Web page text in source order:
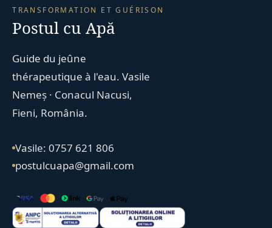
TRANSFORMATION ET GUÉRISON
Postul cu Apă
Guide du jeûne
thérapeutique à l'eau. Vasile
Nemeș · Conacul Nacusi,
Fieni, România.
Vasile: 0757 621 806
postulcuapa@gmail.com